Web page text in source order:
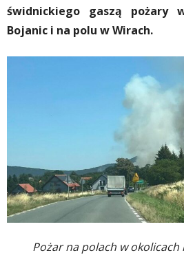
świdnickiego gaszą pożary
Bojanic i na polu w Wirach.
Pożar na polach w